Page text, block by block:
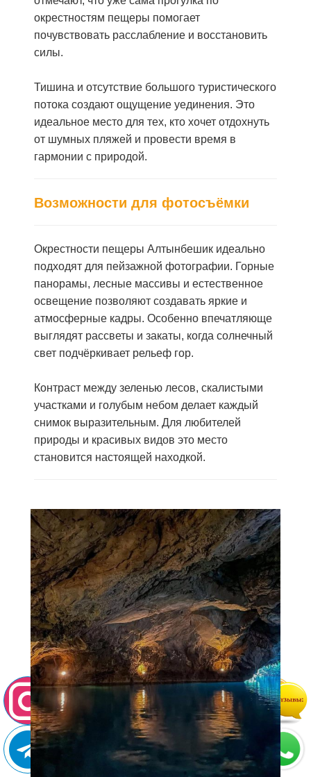
окрестностям пещеры помогает
почувствовать расслабление и восстановить
силы.
Тишина и отсутствие большого туристического
потока создают ощущение уединения. Это
идеальное место для тех, кто хочет отдохнуть
от шумных пляжей и провести время в
гармонии с природой.
Возможности для фотосъёмки
Окрестности пещеры Алтынбешик идеально
подходят для пейзажной фотографии. Горные
панорамы, лесные массивы и естественное
освещение позволяют создавать яркие и
атмосферные кадры. Особенно впечатляюще
выглядят рассветы и закаты, когда солнечный
свет подчёркивает рельеф гор.
Контраст между зеленью лесов, скалистыми
участками и голубым небом делает каждый
снимок выразительным. Для любителей
природы и красивых видов это место
становится настоящей находкой.